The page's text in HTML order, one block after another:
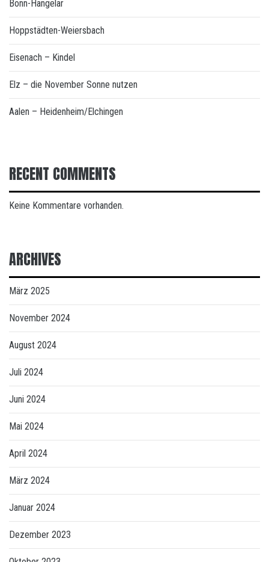
Bonn-Hangelar
Hoppstädten-Weiersbach
Eisenach – Kindel
Elz – die November Sonne nutzen
Aalen – Heidenheim/Elchingen
RECENT COMMENTS
Keine Kommentare vorhanden.
ARCHIVES
März 2025
November 2024
August 2024
Juli 2024
Juni 2024
Mai 2024
April 2024
März 2024
Januar 2024
Dezember 2023